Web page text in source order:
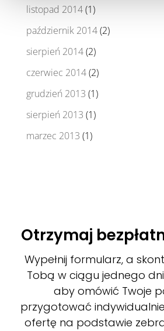
listopad 2014(1)
październik 2014(2)
sierpień 2014(2)
czerwiec 2014(2)
grudzień 2013 (1)
sierpień 2013 (1)
marzec 2013 (1)
Otrzymaj
Wypełnij formularz, a
Tobą w ciągu jednego
aby omówić Twoje
przygotować
ofertę na podstawie